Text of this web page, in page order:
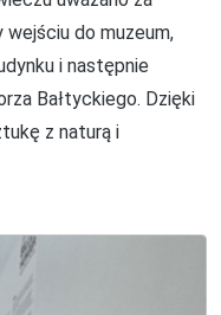
wejściu do muzeum,
i następnie
Bałtyckiego. Dzięki
z naturą i